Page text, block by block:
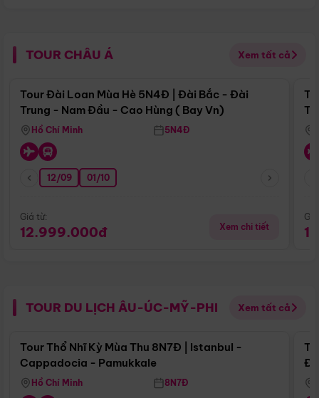
TOUR CHÂU Á Xem tất cả
Điểm nổi bật
Tour Đài Loan Mùa Hè 5N4Đ | Đài Bắc - Đài
Trung - Nam Đầu - Cao Hùng ( Bay Vn)
Hồ Chí Minh 5N4Đ
12/09 01/10
Giá từ:
12.999.000đ Xem chi tiết
TOUR DU LỊCH ÂU-ÚC-MỸ-PHI Xem tất cả
Điểm nổi bật
Tour Thổ Nhĩ Kỳ Mùa Thu 8N7Đ | Istanbul -
Cappadocia - Pamukkale
Hồ Chí Minh 8N7Đ